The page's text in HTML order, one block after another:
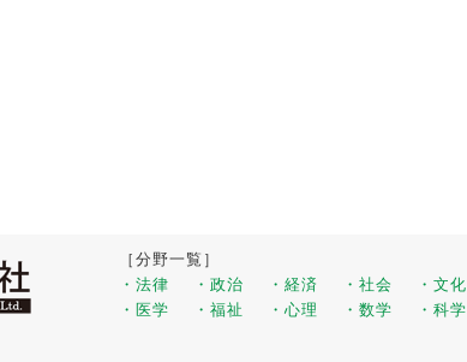
［分野一覧］
・法律
・政治 ・経済 ・社会 ・文化
・医学
・福祉 ・心理 ・数学 ・科学